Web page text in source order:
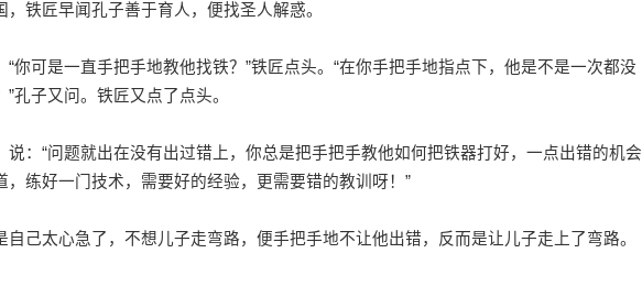
匠早闻孔子善于育人，便找圣人解惑。
可是一直手把手地教他找铁？”铁匠点头。“在你手把手地指点下，他是不是一次都没
孔子又问。铁匠又点了点头。
“问题就出在没有出过错上，你总是把手把手教他如何把铁器打好，一点出错的机会
练好一门技术，需要好的经验，更需要错的教训呀！”
太心急了，不想儿子走弯路，便手把手地不让他出错，反而是让儿子走上了弯路。